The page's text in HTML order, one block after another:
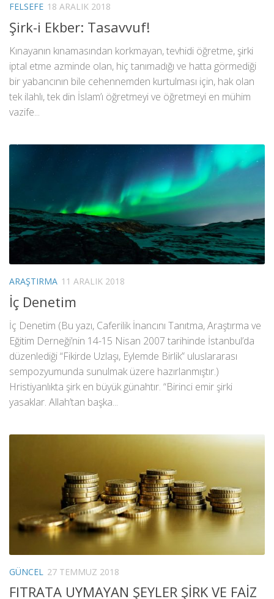
FELSEFE 18 ARALIK 2018
Şirk-i Ekber: Tasavvuf!
Kınayanın kınamasından korkmayan, tevhidi öğretme, şirki
iptal etme azminde olan, hiç tanımadığı ve hatta görmediği
bir yabancının bile cehennemden kurtulması için, hak olan
tek ilahlı, tek din İslam’ı öğretmeyi ve öğretmeyi en mühim
vazife...
ARAŞTIRMA 11 ARALIK 2018
İç Denetim
İç Denetim (Bu yazı, Caferilik İnancını Tanıtma, Araştırma ve
Eğitim Derneği’nin 14-15 Nisan 2007 tarihinde İstanbul’da
düzenlediği “Fikirde Uzlaşı, Eylemde Birlik” uluslararası
sempozyumunda sunulmak üzere hazırlanmıştır.)
Hristiyanlıkta şirk en büyük günahtır. “Birinci emir şirki
yasaklar. Allah’tan başka...
GÜNCEL 27 TEMMUZ 2018
FITRATA UYMAYAN ŞEYLER ŞİRK VE FAİZ